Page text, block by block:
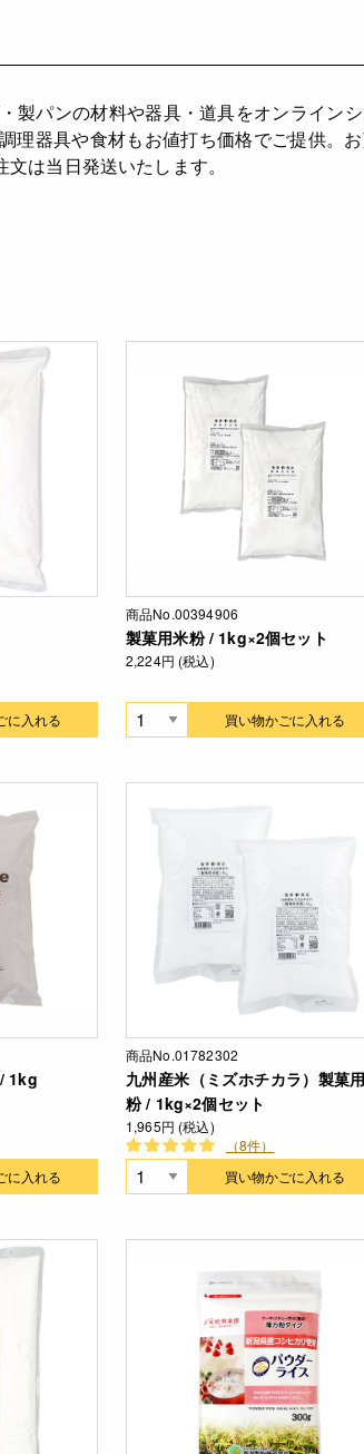
製パンの材料や器具・道具をオンライン
理器具や食材もお値打ち価格でご提供。
は当日発送いたします。
に入れる
商品No.00394906
製菓用米粉 / 1kg×2個セット
2,224円 (税込)
買い物かごに入れる
1kg
に入れる
商品No.01782302
九州産米（ミズホチカラ）製菓
粉 / 1kg×2個セット
1,965円 (税込)
（8件）
買い物かごに入れる